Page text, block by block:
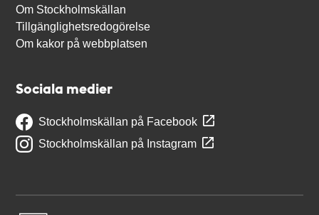
Om Stockholmskällan
Tillgänglighetsredogörelse
Om kakor på webbplatsen
Sociala medier
Stockholmskällan på Facebook
Stockholmskällan på Instagram